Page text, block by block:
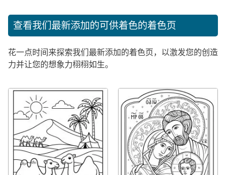
查看我们最新添加的可供着色的着色页
花一点时间来探索我们最新添加的着色页，以激发您的创造
力并让您的想象力栩栩如生。